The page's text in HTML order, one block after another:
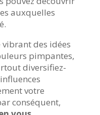
auxquelles
vibrant des idées
pimpantes,
diversifiez-
votre
conséquent,